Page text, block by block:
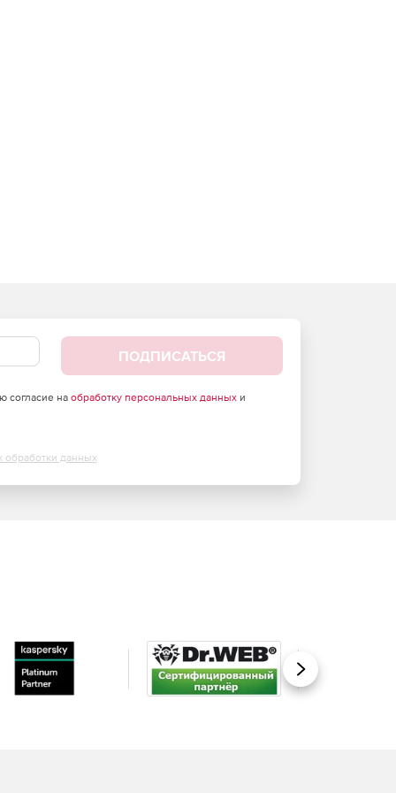
ПОДПИСАТЬСЯ
согласие на обработку персональных данныхи
обработки данных
Вперед